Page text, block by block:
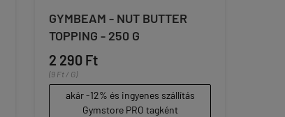
GYMBEAM - NUT BUTTER
TOPPING - 250 G
2 290 Ft
(9 Ft / G)
akár -12% és ingyenes szállítás
Gymstore PRO tagként